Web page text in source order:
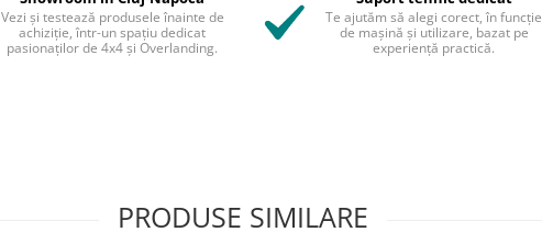
Vezi și testează produsele înainte de
achiziție, într-un spațiu dedicat
pasionaților de 4x4 și Overlanding.
Te ajutăm să alegi corect, în funcție
de mașină și utilizare, bazat pe
experiență practică.
PRODUSE SIMILARE